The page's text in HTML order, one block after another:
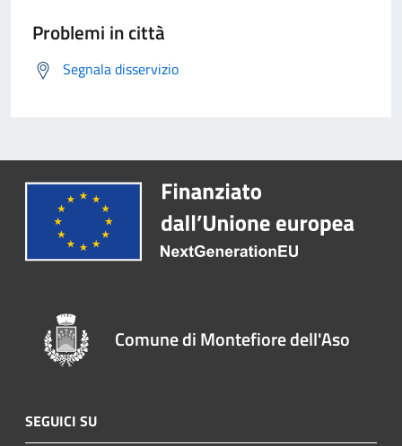
Problemi in città
Segnala disservizio
Comune di Montefiore dell'Aso
SEGUICI SU